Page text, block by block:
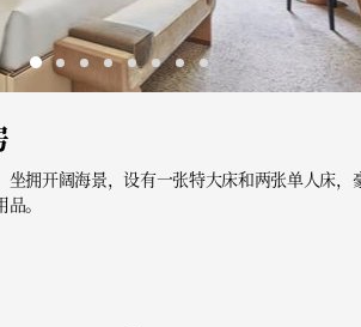
拥开阔海景，设有一张特大床和两张单人床，
。